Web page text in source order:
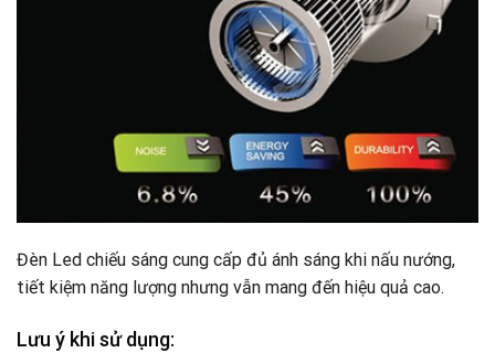
Đèn Led chiếu sáng cung cấp đủ ánh sáng khi nấu nướng,
tiết kiệm năng lượng nhưng vẫn mang đến hiệu quả cao.
Lưu ý khi sử dụng: